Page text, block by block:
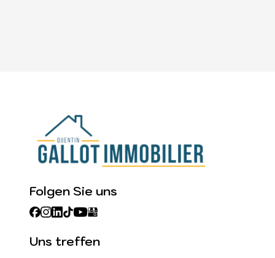
Folgen Sie uns
Uns treffen